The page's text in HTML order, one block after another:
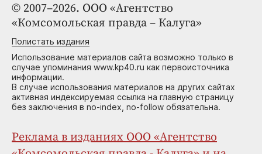
© 2007–2026. ООО «Агентство
«Комсомольская правда – Калуга»
Полистать издания
Использование материалов сайта возможно только в
случае упоминания www.kp40.ru как первоисточника
информации.
В случае использования материалов на других сайтах
активная индексируемая ссылка на главную страницу
без заключения в no-index, no-follow обязательна.
Реклама в изданиях ООО «Агентство